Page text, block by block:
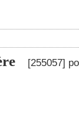
[255057]